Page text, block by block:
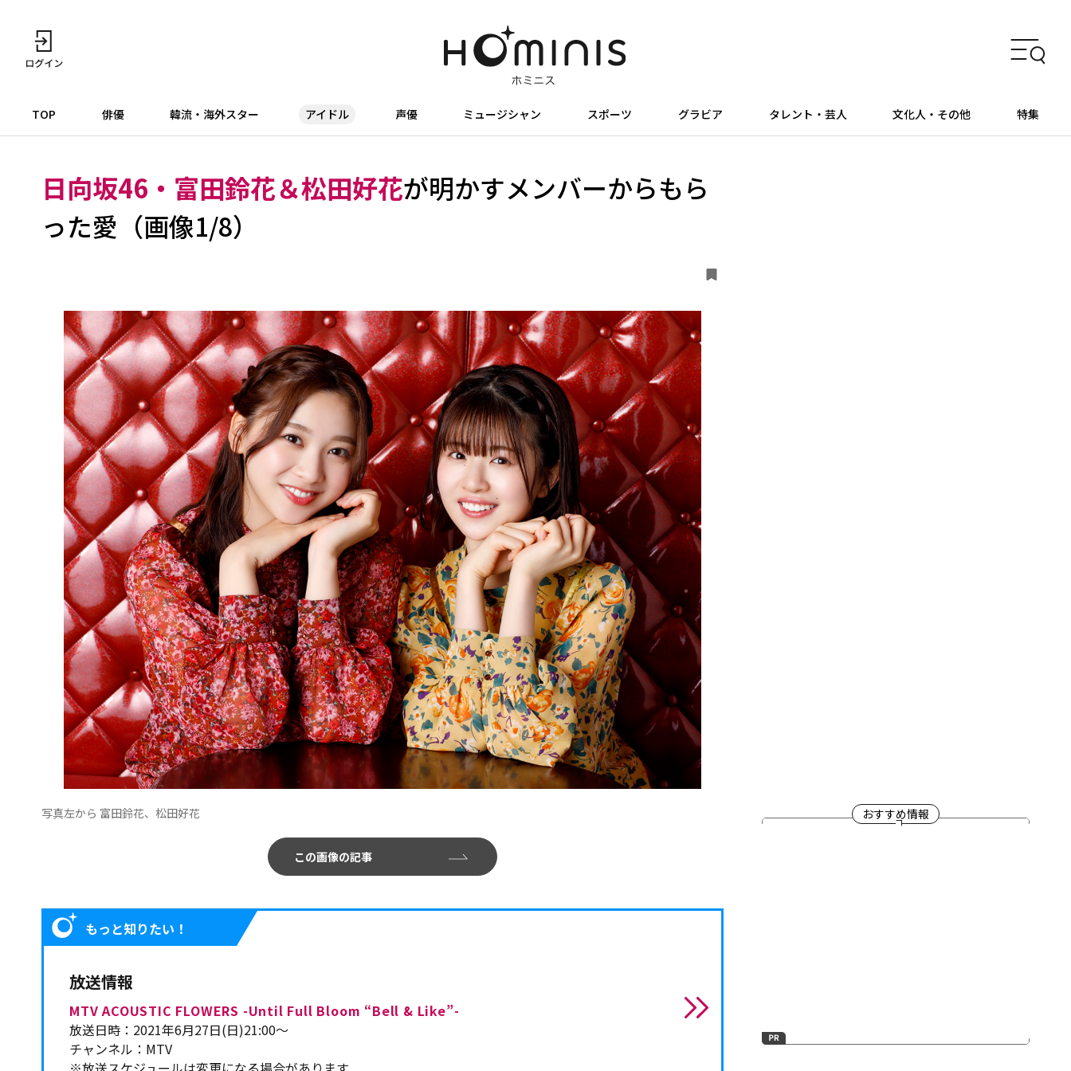
TOP 俳優 韓流・海外スター アイドル 声優 ミュージシャン スポーツ グラビア タレント・芸人 文化人・その他 特集
日向坂46・富田鈴花＆松田好花が明かすメンバーからもら
った愛（画像1/8）
写真左から 富田鈴花、松田好花
この画像の記事
もっと知りたい！
放送情報
MTV ACOUSTIC FLOWERS -Until Full Bloom “Bell & Like”-
放送日時：2021年6月27日(日)21:00～
チャンネル：MTV
おすすめ情報